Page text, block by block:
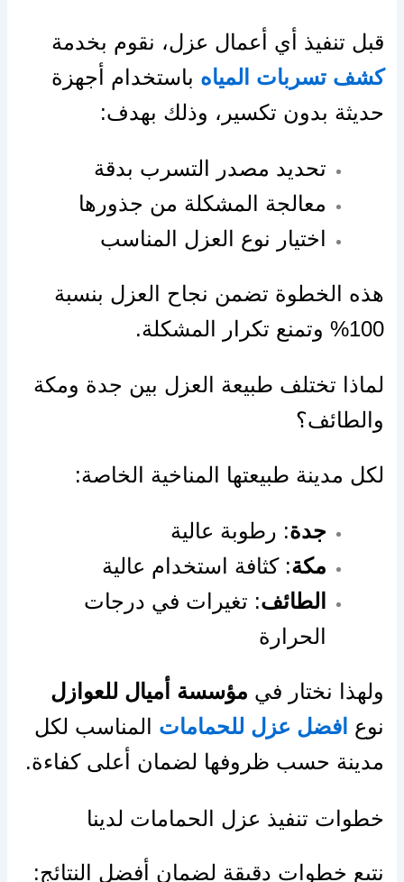
قبل تنفيذ أي أعمال عزل، نقوم بخدمة
كشف تسربات المياه باستخدام أجهزة
حديثة بدون تكسير، وذلك بهدف:
تحديد مصدر التسرب بدقة
معالجة المشكلة من جذورها
اختيار نوع العزل المناسب
هذه الخطوة تضمن نجاح العزل بنسبة
100% وتمنع تكرار المشكلة.
لماذا تختلف طبيعة العزل بين جدة ومكة
والطائف؟
لكل مدينة طبيعتها المناخية الخاصة:
جدة: رطوبة عالية
مكة: كثافة استخدام عالية
الطائف: تغيرات في درجات
الحرارة
ولهذا نختار في مؤسسة أميال للعوازل
نوع افضل عزل للحمامات المناسب لكل
مدينة حسب ظروفها لضمان أعلى كفاءة.
خطوات تنفيذ عزل الحمامات لدينا
نتبع خطوات دقيقة لضمان أفضل النتائج: